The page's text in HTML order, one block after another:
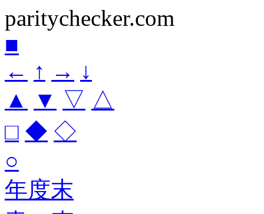
paritychecker.com
■
← ↑ → ↓
▲
▼ ▽ △
□ ◆ ◇
○
年度末